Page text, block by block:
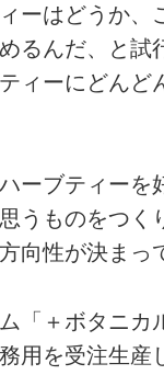
ーはどうか、
るんだ、と試
ィーにどんど
ーブティーを
うものをつく
向性が決まっ
「＋ボタニカ
用を受注生産